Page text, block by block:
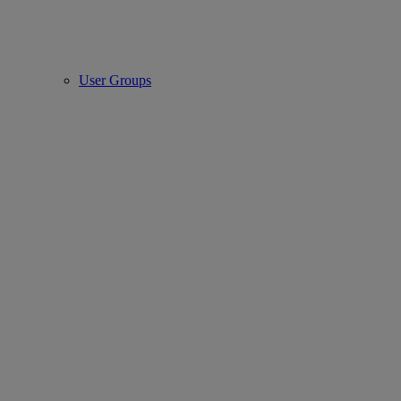
User Groups